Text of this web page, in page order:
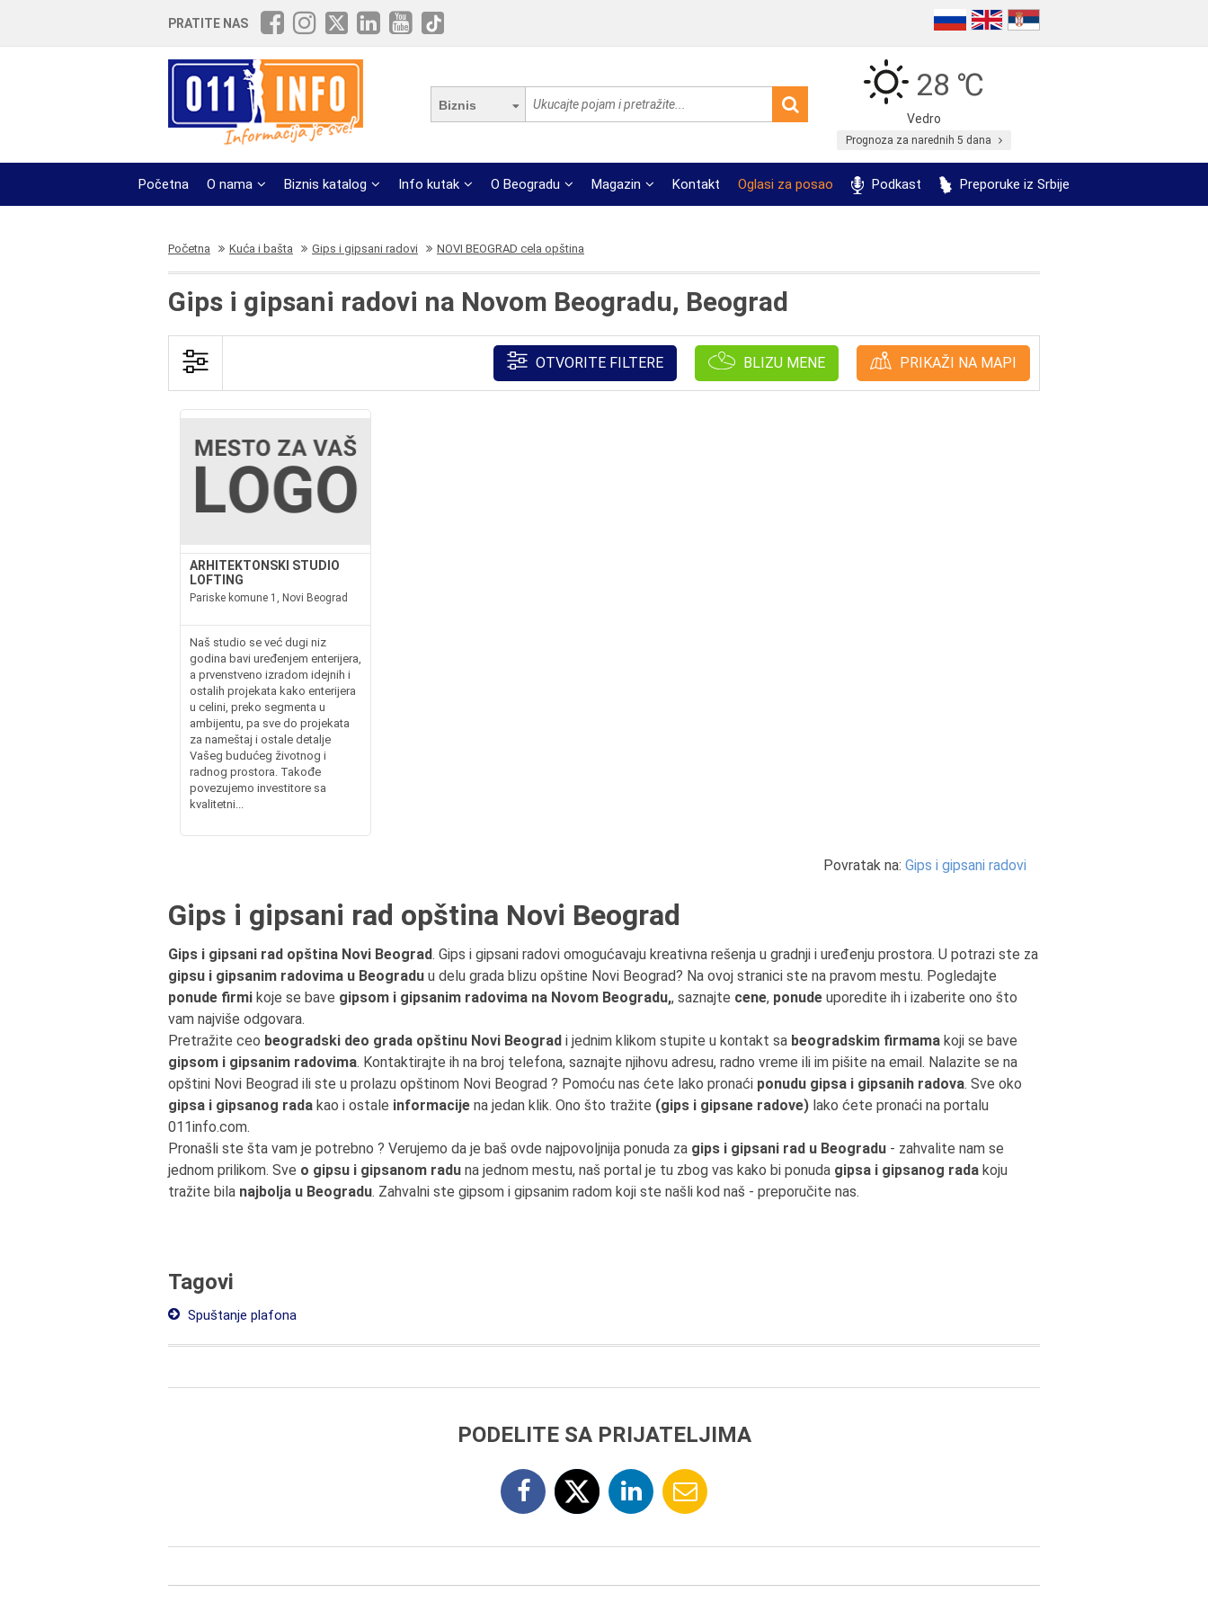
PRATITE NAS
Biznis
28 ℃
Vedro
Prognoza za narednih 5 dana
Početna O nama Biznis katalog Info kutak O Beogradu Magazin Kontakt Oglasi za posao Podkast Preporuke iz Srbije
Početna Kuća i bašta Gips i gipsani radovi NOVI BEOGRAD cela opština
Gips i gipsani radovi na Novom Beogradu, Beograd
OTVORITE FILTERE BLIZU MENE PRIKAŽI NA MAPI
ARHITEKTONSKI STUDIO
LOFTING
Pariske komune 1, Novi Beograd
Naš studio se već dugi niz
godina bavi uređenjem enterijera,
a prvenstveno izradom idejnih i
ostalih projekata kako enterijera
u celini, preko segmenta u
ambijentu, pa sve do projekata
za nameštaj i ostale detalje
Vašeg budućeg životnog i
radnog prostora. Takođe
povezujemo investitore sa
kvalitetni...
Povratak na: Gips i gipsani radovi
Gips i gipsani rad opština Novi Beograd
Gips i gipsani rad opština Novi Beograd. Gips i gipsani radovi omogućavaju kreativna rešenja u gradnji i uređenju prostora. U potrazi ste za
gipsu i gipsanim radovima u Beogradu u delu grada blizu opštine Novi Beograd? Na ovoj stranici ste na pravom mestu. Pogledajte
ponude firmi koje se bave gipsom i gipsanim radovima na Novom Beogradu,, saznajte cene, ponude uporedite ih i izaberite ono što
vam najviše odgovara.
Pretražite ceo beogradski deo grada opštinu Novi Beograd i jednim klikom stupite u kontakt sa beogradskim firmama koji se bave
gipsom i gipsanim radovima. Kontaktirajte ih na broj telefona, saznajte njihovu adresu, radno vreme ili im pišite na email. Nalazite se na
opštini Novi Beograd ili ste u prolazu opštinom Novi Beograd ? Pomoću nas ćete lako pronaći ponudu gipsa i gipsanih radova. Sve oko
gipsa i gipsanog rada kao i ostale informacije na jedan klik. Ono što tražite (gips i gipsane radove) lako ćete pronaći na portalu
011info.com.
Pronašli ste šta vam je potrebno ? Verujemo da je baš ovde najpovoljnija ponuda za gips i gipsani rad u Beogradu - zahvalite nam se
jednom prilikom. Sve o gipsu i gipsanom radu na jednom mestu, naš portal je tu zbog vas kako bi ponuda gipsa i gipsanog rada koju
tražite bila najbolja u Beogradu. Zahvalni ste gipsom i gipsanim radom koji ste našli kod naš - preporučite nas.
Tagovi
Spuštanje plafona
PODELITE SA PRIJATELJIMA